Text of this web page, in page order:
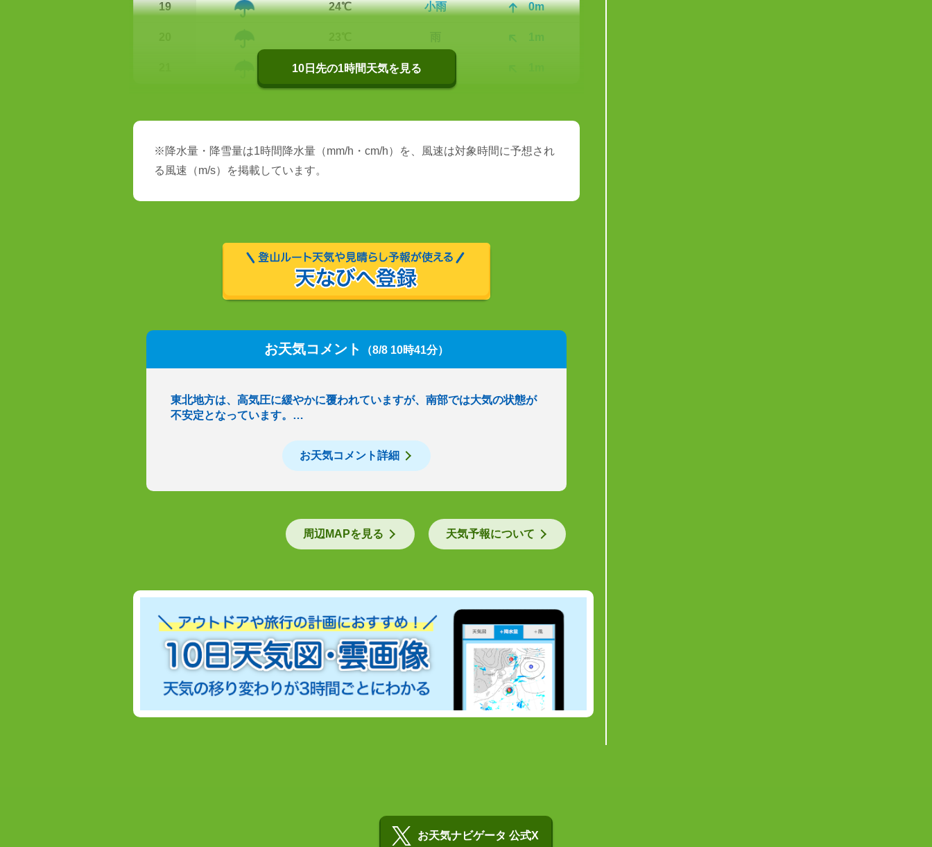
19 24℃ 小雨 0m
1m
23℃
10日先の1時間天気を見る
※降水量・降雪量は1時間降水量（mm/h・cm/h）を、風速は対象時間に予想され
る風速（m/s）を掲載しています。
お天気コメント （8/8 10時41分）
東北地方は、高気圧に緩やかに覆われていますが、南部では大気の状態が
不安定となっています。…
お天気コメント詳細
周辺MAPを見る 天気予報について
お天気ナビゲータ 公式X